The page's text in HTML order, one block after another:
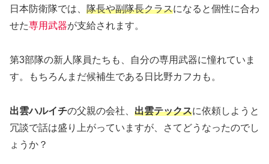
日本防衛隊では、 隊長や副隊長クラスになると個性に合わ
せた専用武器が支給されます。
第3部隊の新人隊員たちも、自分の専用武器に憧れていま
す。もちろんまだ候補生である日比野カフカも。
出雲ハルイチの父親の会社、 出雲テックスに依頼しようと
冗談で話は盛り上がっていますが、さてどうなったのでし
ょうか？